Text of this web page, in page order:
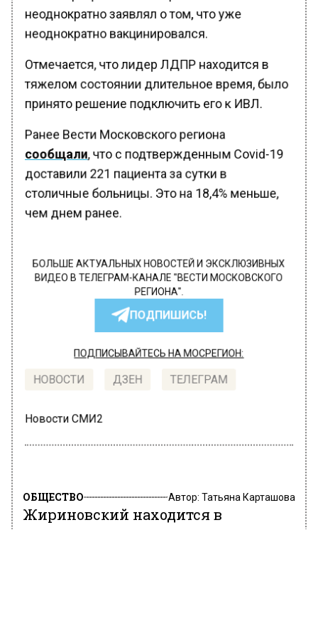
неоднократно заявлял о том, что уже
неоднократно вакцинировался.
Отмечается, что лидер ЛДПР находится в
тяжелом состоянии длительное время, было
принято решение подключить его к ИВЛ.
Ранее Вести Московского региона
сообщали, что с подтвержденным Covid-19
доставили 221 пациента за сутки в
столичные больницы. Это на 18,4% меньше,
чем днем ранее.
БОЛЬШЕ АКТУАЛЬНЫХ НОВОСТЕЙ И ЭКСКЛЮЗИВНЫХ
ВИДЕО В ТЕЛЕГРАМ-КАНАЛЕ "ВЕСТИ МОСКОВСКОГО
РЕГИОНА".
ПОДПИШИСЬ!
ПОДПИСЫВАЙТЕСЬ НА МОСРЕГИОН:
НОВОСТИ ДЗЕН ТЕЛЕГРАМ
Новости СМИ2
ОБЩЕСТВО Автор: Татьяна Карташова
Жириновский находится в